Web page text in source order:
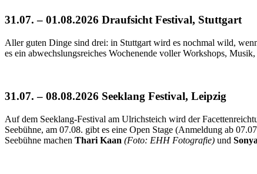
31.07. – 01.08.2026 Draufsicht Festival, Stuttgart
Aller guten Dinge sind drei: in Stuttgart wird es nochmal wild,
es ein abwechslungsreiches Wochenende voller Workshops,
31.07. – 08.08.2026 Seeklang Festival, Leipzig
Auf dem Seeklang-Festival am Ulrichsteich wird der
Seebühne, am 07.08. gibt es eine Open Stage (Anmeldung ab
Seebühne machen Thari Kaan (Foto: EHH Fotografie) und